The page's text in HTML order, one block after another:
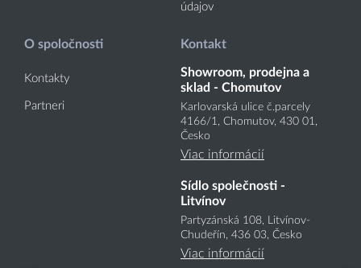
údajov
O spoločnosti
Kontakty
Partneri
Kontakt
Showroom, prodejna a
sklad - Chomutov
Karlovarská ulice č.parcely
4166/1, Chomutov, 430 01,
Česko
Viac informácií
Sídlo společnosti -
Litvínov
Partyzánská 108, Litvínov-
Chudeřín, 436 03, Česko
Viac informácií